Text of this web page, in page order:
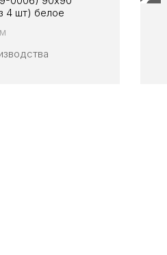
4 шт) белое